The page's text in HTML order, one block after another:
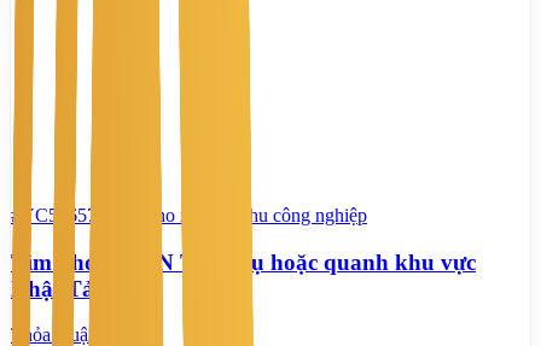
#YC59657793 Kho xưởng, khu công nghiệp
Tìm kho ở KCN Tân Trụ hoặc quanh khu vực
Nhật Tảo
Thỏa thuận